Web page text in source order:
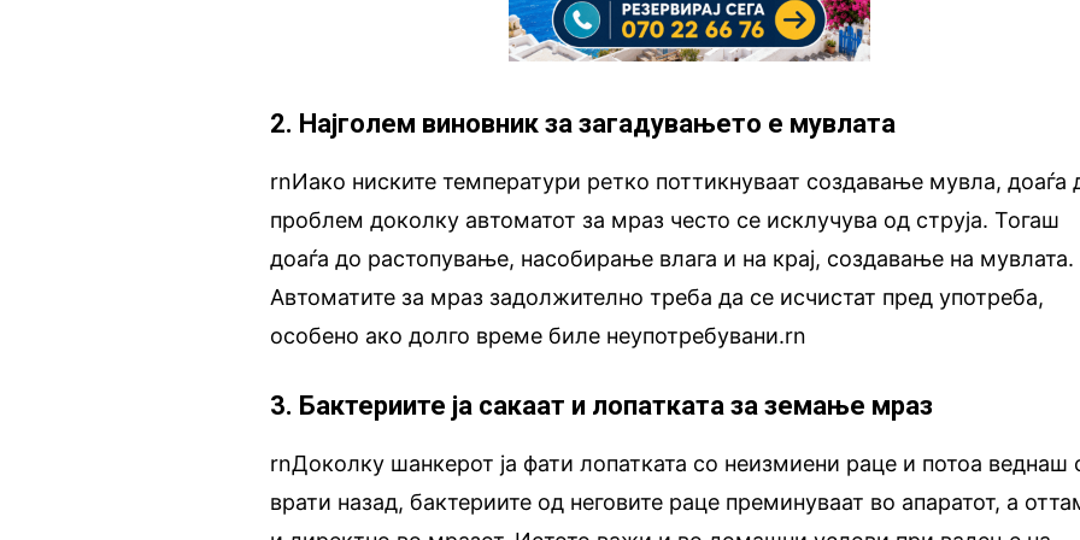
2. Најголем виновник за загадувањето е мувлата
rnИако ниските температури ретко поттикнуваат создавање мувла, доаѓа
проблем доколку автоматот за мраз често се исклучува од струја. Тогаш
доаѓа до растопување, насобирање влага и на крај, создавање на мувлата.
Автоматите за мраз задолжително треба да се исчистат пред употреба,
особено ако долго време биле неупотребувани.rn
3. Бактериите ја сакаат и лопатката за земање мраз
rnДоколку шанкерот ја фати лопатката со неизмиени раце и потоа веднаш
врати назад, бактериите од неговите раце преминуваат во апаратот, а